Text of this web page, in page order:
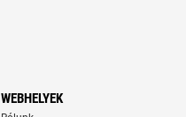
WEBHELYEK